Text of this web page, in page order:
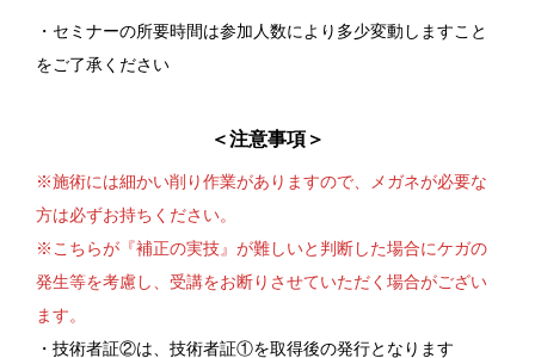
・セミナーの所要時間は参加人数により多少変動しますこと
をご了承ください
＜注意事項＞
※施術には細かい削り作業がありますので、メガネが必要な
方は必ずお持ちください。
※こちらが『補正の実技』が難しいと判断した場合にケガの
発生等を考慮し、受講をお断りさせていただく場合がござい
ます。
・技術者証②は、技術者証①を取得後の発行となります